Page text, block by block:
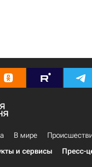
В мире
и сервисы Пресс-